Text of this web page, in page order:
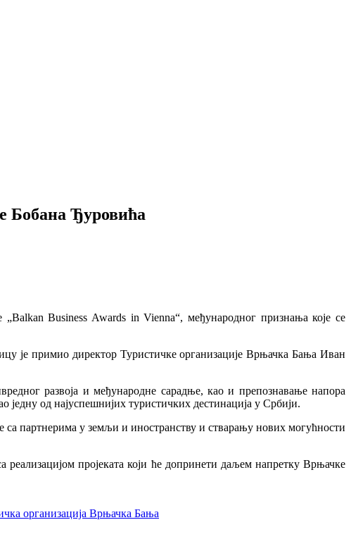
Бобана Ђуровића
Business Awards in Vienna“, међународног признања које се
је примио директор Туристичке организације Врњачка Бања Иван
развоја и међународне сарадње, као и препознавање напора
једну од најуспешнијих туристичких дестинација у Србији.
са партнерима у земљи и иностранству и стварању нових могућности
реализацијом пројеката који ће допринети даљем напретку Врњачке
организација Врњачка Бања